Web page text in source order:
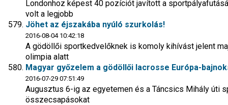
Londonhoz képest 40 pozíciót javított a
volt a legjobb
Jöhet az éjszakába nyúló szurkolás!
2016-08-04 10:42:18
A gödöllői sportkedvelőknek is komoly kihívást jelent
olimpia alatt
Magyar győzelem a gödöllői lacrosse Európa-
2016-07-29 07:51:49
Augusztus 6-ig az egyetemen és a Táncsics Mihály úti
összecsapásokat